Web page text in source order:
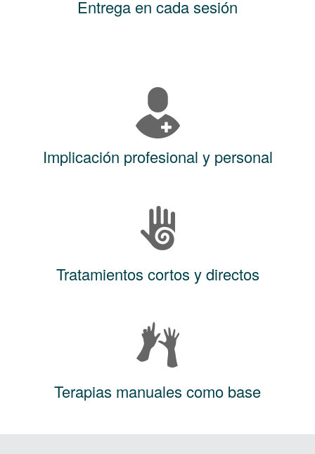
Entrega en cada sesión
Implicación profesional y personal
Tratamientos cortos y directos
Terapias manuales como base